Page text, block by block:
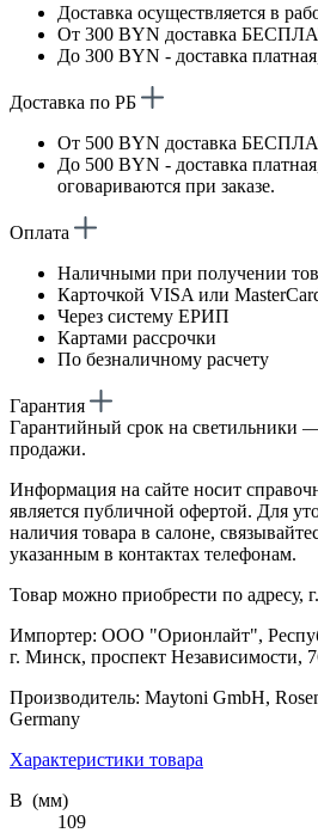
Доставка осуществляется в
От 300 BYN доставка
До 300 BYN - доставка
Доставка по РБ
От 500 BYN доставка
До 500 BYN - доставка
оговариваются при заказе.
Оплата
Наличными при получении
Карточкой VISA или
Через систему ЕРИП
Картами рассрочки
По безналичному расчету
Гарантия
Гарантийный срок на светильники
продажи.
Информация на сайте носит
является публичной офертой. Для
наличия товара в салоне,
указанным в контактах телефонам.
Товар можно приобрести по адресу,
Импортер: ООО "Орионлайт",
г. Минск, проспект Независимости,
Производитель: Maytoni GmbH,
Germany
Характеристики товара
В (мм)
109